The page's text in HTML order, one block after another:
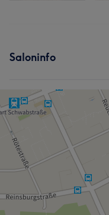
Saloninfo